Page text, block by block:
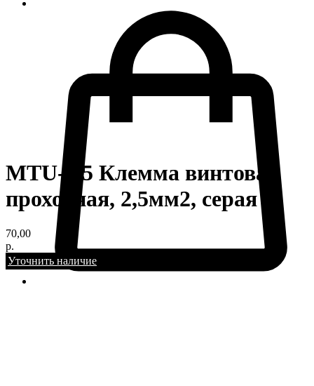
MTU-2.5 Клемма винтовая
проходная, 2,5мм2, серая
70,00
р.
Уточнить наличие